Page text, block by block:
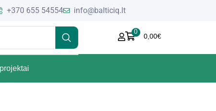
+370 655 54554 info@balticiq.lt
0
0,00€